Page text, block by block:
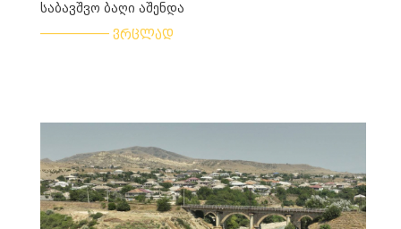
საბავშვო ბაღი აშენდა
ვრცლად